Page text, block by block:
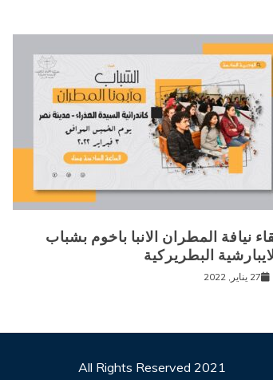
نيافة المطران الانبا باخوم بشباب
البطريركية
27 يناير, 2022
All Rights Reserved 2021